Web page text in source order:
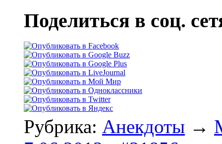
Поделиться в соц.
Рубрика: Анекдоты →